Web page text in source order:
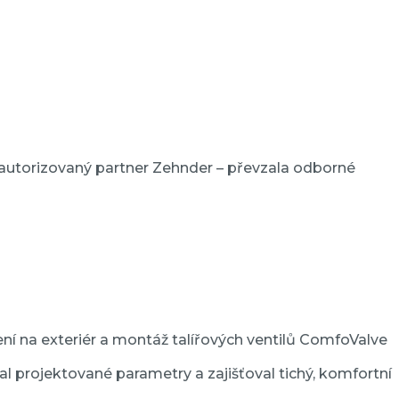
partner Zehnder – převzala odborné
na exteriér a montáž talířových ventilů ComfoValve
projektované parametry a zajišťoval tichý, komfortní